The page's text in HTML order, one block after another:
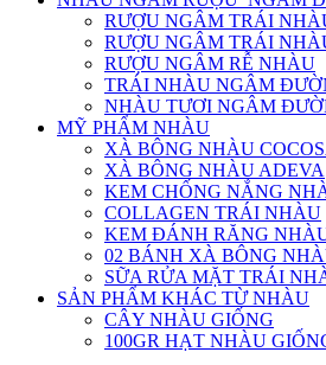
RƯỢU NGÂM TRÁI
RƯỢU NGÂM TRÁI
RƯỢU NGÂM RỄ NHÀU
TRÁI NHÀU NGÂM
NHÀU TƯƠI NGÂM
MỸ PHẨM NHÀU
XÀ BÔNG NHÀU
XÀ BÔNG NHÀU ADEVA
KEM CHỐNG NẮNG
COLLAGEN TRÁI NHÀU
KEM ĐÁNH RĂNG
02 BÁNH XÀ BÔNG
SỮA RỬA MẶT TRÁI
SẢN PHẨM KHÁC TỪ NHÀU
CÂY NHÀU GIỐNG
100GR HẠT NHÀU